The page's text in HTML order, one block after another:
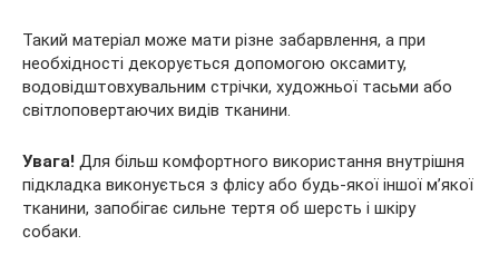
Такий матеріал може мати різне забарвлення, а при
необхідності декорується допомогою оксамиту,
водовідштовхувальним стрічки, художньої тасьми або
світлоповертаючих видів тканини.
Увага! Для більш комфортного використання внутрішня
підкладка виконується з флісу або будь-якої іншої м’якої
тканини, запобігає сильне тертя об шерсть і шкіру
собаки.